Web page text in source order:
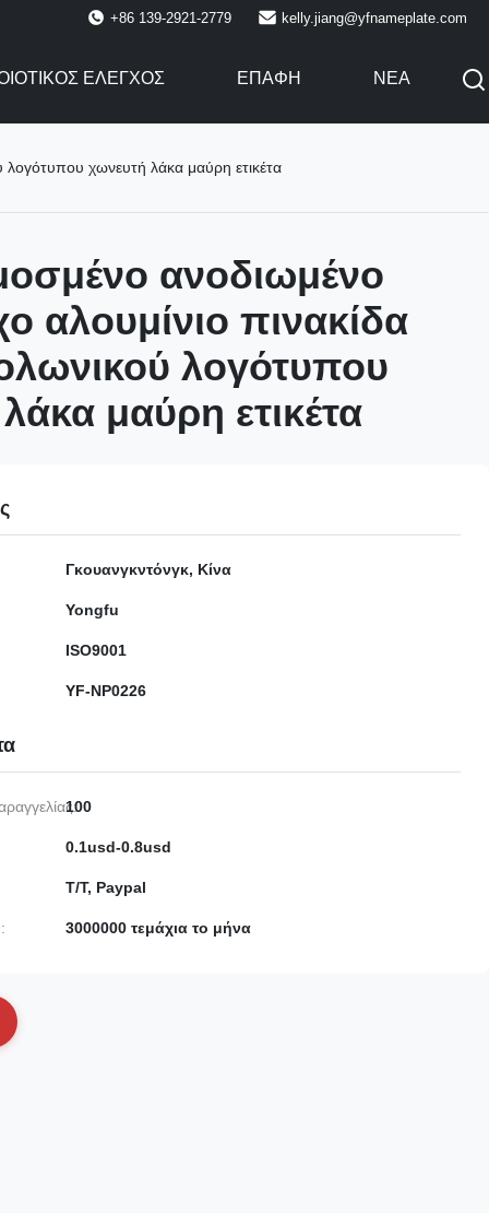
+86 139-2921-2779 kelly.jiang@yfnameplate.com
ΈΛΕΓΧΟΣ ΕΠΑΦΉ ΝΈΑ
χωνευτή λάκα μαύρη ετικέτα
ανοδιωμένο
αλουμίνιο πινακίδα
λογότυπου
μαύρη ετικέτα
Γκουανγκντόνγκ, Κίνα
Yongfu
ISO9001
YF-NP0226
100
0.1usd-0.8usd
T/T, Paypal
3000000 τεμάχια το μήνα